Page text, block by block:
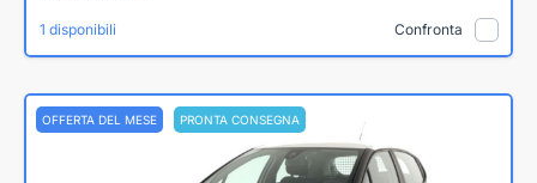
1 disponibili Confronta
OFFERTA DEL MESE PRONTA CONSEGNA